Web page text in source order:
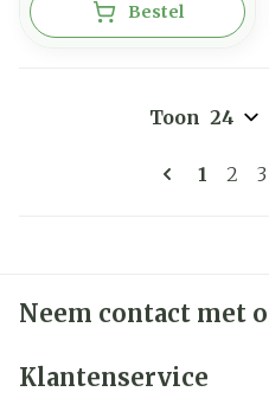
Bestel
U lees
1 2 3
Toon
Neem contact met
Klantenservice